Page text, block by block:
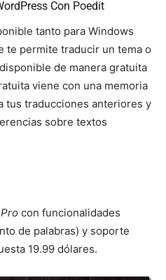
Con Poedit
tanto para Windows
te permite traducir un tema o
de manera gratuita
viene con una memoria
tus traducciones anteriores y
sobre textos
Pro con funcionalidades
de palabras) y soporte
19.99 dólares.